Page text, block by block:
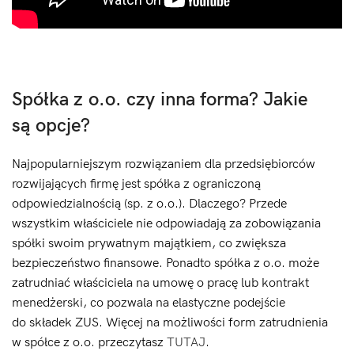
Spółka z o.o. czy inna forma? Jakie
są opcje?
Najpopularniejszym rozwiązaniem dla przedsiębiorców
rozwijających firmę jest spółka z ograniczoną
odpowiedzialnością (sp. z o.o.). Dlaczego? Przede
wszystkim właściciele nie odpowiadają za zobowiązania
spółki swoim prywatnym majątkiem, co zwiększa
bezpieczeństwo finansowe. Ponadto spółka z o.o. może
zatrudniać właściciela na umowę o pracę lub kontrakt
menedżerski, co pozwala na elastyczne podejście
do składek ZUS. Więcej na możliwości form zatrudnienia
w spółce z o.o. przeczytasz TUTAJ.